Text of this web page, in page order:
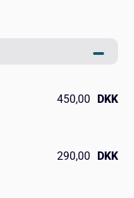
450,00 DKK
290,00 DKK